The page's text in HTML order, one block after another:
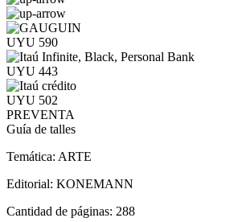
UYU 590
UYU 443
UYU 502
PREVENTA
Guía de talles
Temática: ARTE
Editorial: KONEMANN
Cantidad de páginas: 288